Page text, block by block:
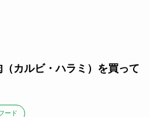
カルビ・ハラミ）を買って
ード